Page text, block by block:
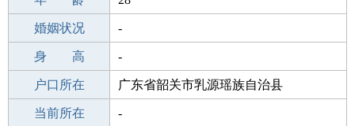
出生年月 1998-11-24
婚姻状况 -
学 历 职校/技校
身 高 -
毕业学校 职校/技校
户口所在 广东省韶关市乳源瑶族自治县
所学专业 -
当前所在 -